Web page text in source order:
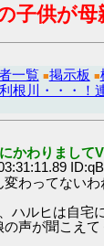
子供が
一覧 ■掲示板 ■
根川・・・！
かわりまして
わってないわ
ハルヒは自宅
声が聞こえて